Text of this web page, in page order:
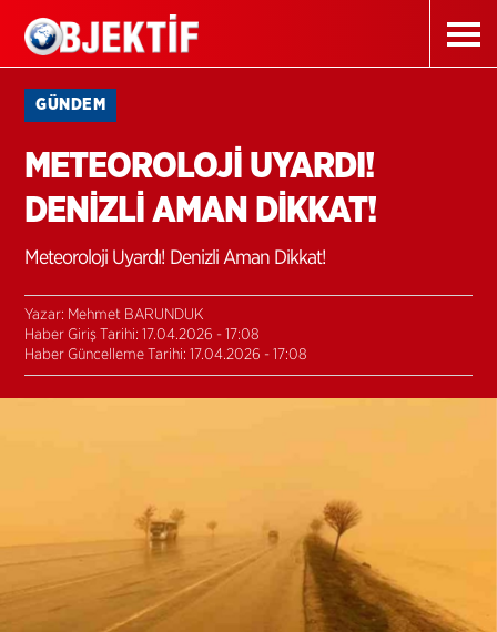
GÜNDEM
METEOROLOJİ UYARDI!
DENİZLİ AMAN DİKKAT!
Meteoroloji Uyardı! Denizli Aman Dikkat!
Yazar: Mehmet BARUNDUK
Haber Giriş Tarihi: 17.04.2026 - 17:08
Haber Güncelleme Tarihi: 17.04.2026 - 17:08